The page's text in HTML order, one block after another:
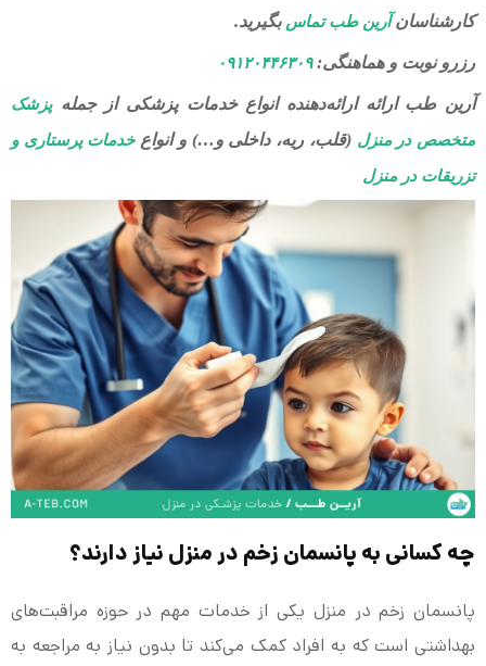
کارشناسانآرین طب تماسبگیرید.
رزرو نوبت و هماهنگی:۰۹۱۲۰۴۴۶۳۰۹
آرین طب ارائه ارائه‌دهنده انواع خدمات پزشکی از جمله پزشک
متخصص در منزل (قلب، ریه، داخلی و…) و انواع خدمات پرستاری و
تزریقات در منزل
چه کسانی به پانسمان زخم در منزل نیاز دارند؟
پانسمان زخم در منزل یکی از خدمات مهم در حوزه مراقبت‌های
بهداشتی است که به افراد کمک می‌کند تا بدون نیاز به مراجعه به